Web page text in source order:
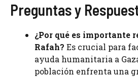
Preguntas y
¿Por qué es importante
Rafah? Es crucial para
ayuda humanitaria a
población enfrenta una